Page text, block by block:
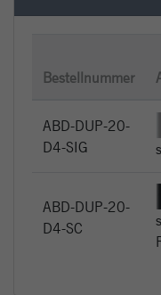
Bestellnummer
ABD-DUP-20-
D4-SIG
ABD-DUP-20-
D4-SC